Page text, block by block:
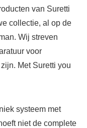
van Suretti
collectie, al op de
Wij streven
voor
Met Suretti you
systeem met
niet de complete